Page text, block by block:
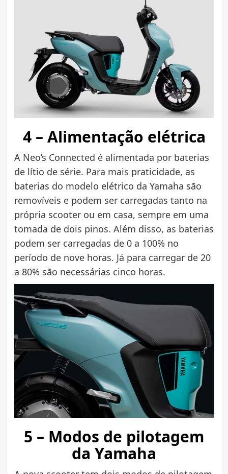
4 – Alimentação elétrica
A Neo’s Connected é alimentada por baterias
de lítio de série. Para mais praticidade, as
baterias do modelo elétrico da Yamaha são
removíveis e podem ser carregadas tanto na
própria scooter ou em casa, sempre em uma
tomada de dois pinos. Além disso, as baterias
podem ser carregadas de 0 a 100% no
período de nove horas. Já para carregar de 20
a 80% são necessárias cinco horas.
5 – Modos de pilotagem
da Yamaha